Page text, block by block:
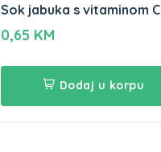
Sok jabuka s vitaminom C
Nektar + kalcij Vindi 0,2L
0,65 KM
Dodaj u korpu